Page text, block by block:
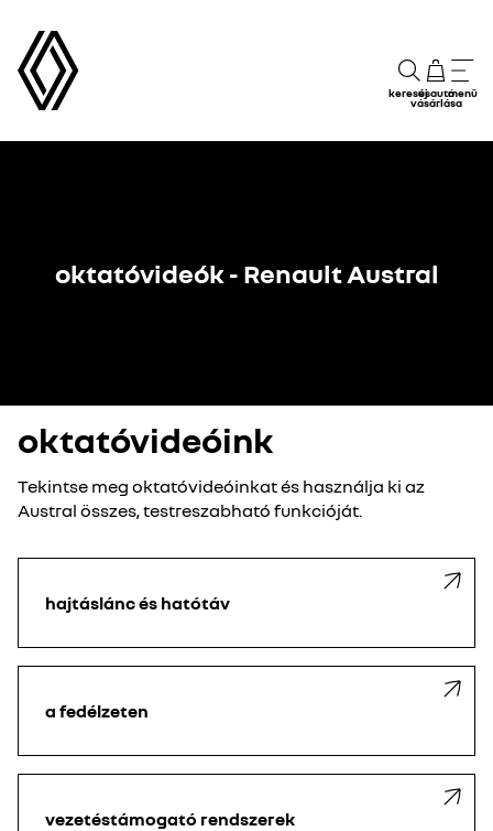
keresésúj autó
vásárlása
menü
oktatóvideók - Renault Austral
oktatóvideóink
Tekintse meg oktatóvideóinkat és használja ki az
Austral összes, testreszabható funkcióját.
hajtáslánc és hatótáv
a fedélzeten
vezetéstámogató rendszerek